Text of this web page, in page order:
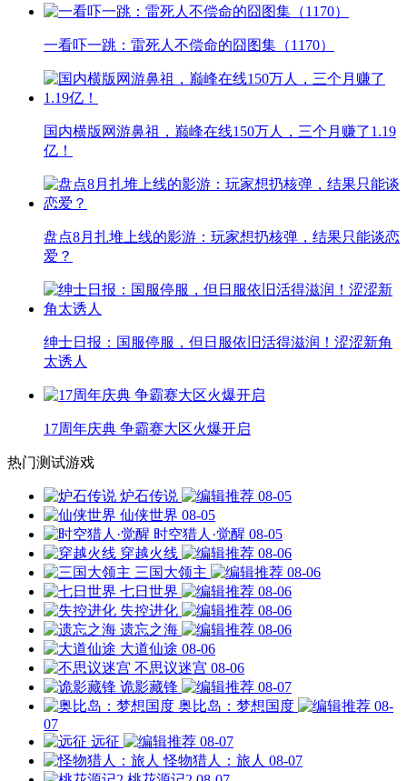
一看吓一跳：雷死人不偿命的囧图集（1170）
国内横版网游鼻祖，巅峰在线150万人，三个月赚了1.19
亿！
盘点8月扎堆上线的影游：玩家想扔核弹，结果只能谈恋
爱？
绅士日报：国服停服，但日服依旧活得滋润！涩涩新角
太诱人
17周年庆典 争霸赛大区火爆开启
热门测试游戏
炉石传说
08-05
仙侠世界 08-05
时空猎人·觉醒 08-05
穿越火线
08-06
三国大领主
08-06
七日世界
08-06
失控进化
08-06
遗忘之海
08-06
大道仙途 08-06
不思议迷宫 08-06
诡影藏锋
08-07
奥比岛：梦想国度
08-
07
远征
08-07
怪物猎人：旅人 08-07